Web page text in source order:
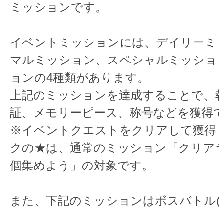
ミッションです。
イベントミッションには、デイリー
マルミッション、スペシャルミッシ
ョンの4種類があります。
上記のミッションを達成することで
証、メモリーピース、称号などを獲得
※イベントクエストをクリアして獲
クの★は、通常のミッション「クリ
個集めよう」の対象です。
また、下記のミッションはボスバト